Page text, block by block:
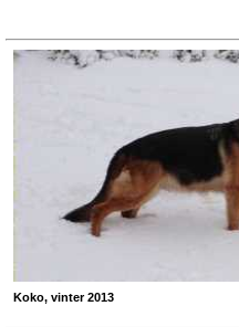
Koko, vinter 2013